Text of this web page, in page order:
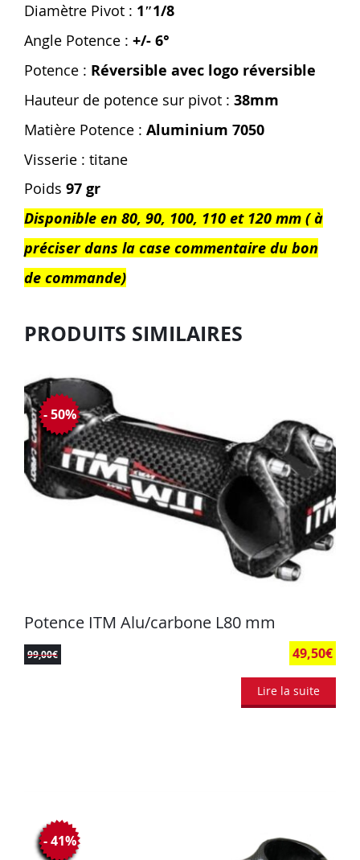
Diamètre Pivot : 1″1/8
Angle Potence : +/- 6°
Potence : Réversible avec logo réversible
Hauteur de potence sur pivot : 38mm
Matière Potence : Aluminium 7050
Visserie : titane
Poids 97 gr
Disponible en 80, 90, 100, 110 et 120 mm ( à
préciser dans la case commentaire du bon
de commande)
PRODUITS SIMILAIRES
Potence ITM Alu/carbone L80 mm
99,00€ 49,50€
- 50%
Lire la suite
- 41%